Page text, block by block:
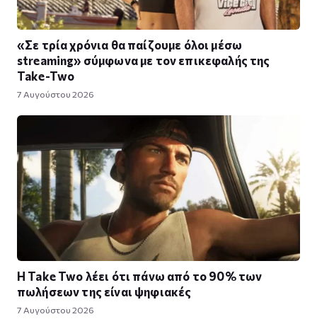
«Σε τρία χρόνια θα παίζουμε όλοι μέσω
streaming» σύμφωνα με τον επικεφαλής της
Take-Two
7 Αυγούστου 2026
Η Take Twο λέει ότι πάνω από το 90% των
πωλήσεων της είναι ψηφιακές
7 Αυγούστου 2026